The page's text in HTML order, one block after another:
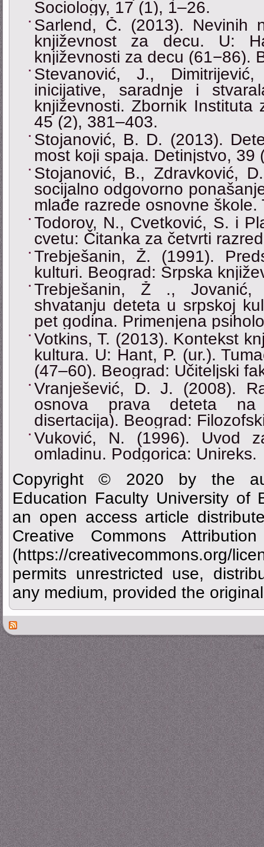
Sociology, 17 (1), 1–26.
Sarlend, Č. (2013). Nevinih
književnost za decu. U:
književnosti za decu (61−86).
Stevanović, J.,
inicijative, saradnje i
književnosti. Zbornik Instituta
45 (2), 381–403.
Stojanović, B. D. (2013).
most koji spaja. Detinjstvo, 39
Stojanović, B., Zdravković,
socijalno odgovorno
mlađe razrede osnovne
Todorov, N., Cvetković, S. i
cvetu: Čitanka za četvrti
Trebješanin, Ž. (1991).
kulturi. Beograd: Srpska
Trebješanin, Ž .,
shvatanju deteta u srpskoj
pet godina. Primenjena
Votkins, T. (2013). Kontekst
kultura. U: Hant, P. (ur.).
(47–60). Beograd: Učiteljski
Vranješević, D. J. (2008).
osnova prava deteta na
disertacija). Beograd:
Vuković, N. (1996). Uvod
omladinu. Podgorica: Unireks.
Copyright © 2020 by the
Education Faculty University of
an open access article
Creative Commons
(https://
permits unrestricted use,
any medium, provided the